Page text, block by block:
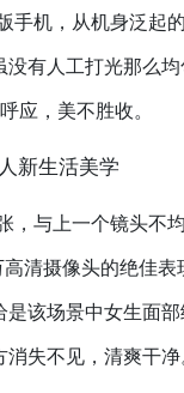
机，从机身泛起
有人工打光那么
应，美不胜收。
与上一个镜头不
清摄像头的绝佳
该场景中女生面
失不见，清爽干净